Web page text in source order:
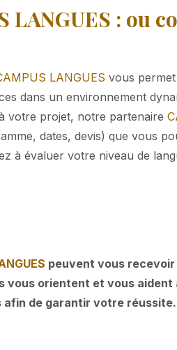
LANGUES : ou
LANGUES vous
dans un environnement
votre projet, notre partenaire
dates, devis) que vous
à évaluer votre niveau de
peuvent vous
orientent et vous aident
de garantir votre